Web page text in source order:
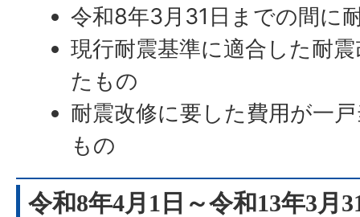
令和8年3月31日までの間に
現行耐震基準に適合した耐
たもの
耐震改修に要した費用が一
もの
令和8年4月1日～令和13年3月